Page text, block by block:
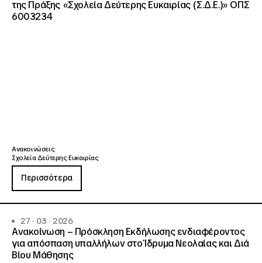
της Πράξης «Σχολεία Δεύτερης Ευκαιρίας (Σ.Δ.Ε.)» ΟΠΣ
6003234
Ανακοινώσεις
Σχολεία Δεύτερης Ευκαιρίας
Περισσότερα
27 · 03 · 2026
Ανακοίνωση – Πρόσκληση Εκδήλωσης ενδιαφέροντος
για απόσπαση υπαλλήλων στο Ίδρυμα Νεολαίας και Διά
Βίου Μάθησης